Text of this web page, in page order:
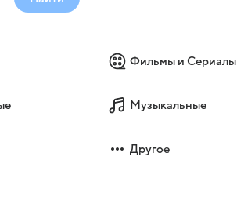
Фильмы и Сериалы
Музыкальные
Другое